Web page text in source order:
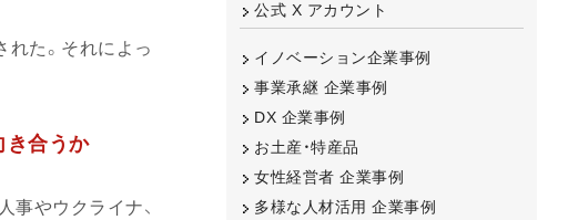
れた。それによっ
き合うか
事やウクライナ、
公式 X アカウント
イノベーション企業事例
事業承継 企業事例
DX 企業事例
お土産・特産品
女性経営者 企業事例
多様な人材活用 企業事例